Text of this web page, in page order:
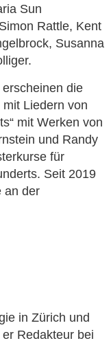
Sun
Rattle, Kent
Susanna
die
mit Liedern von
mit Werken von
und Randy
für
Seit 2019
an der
in Zürich und
Redakteur bei